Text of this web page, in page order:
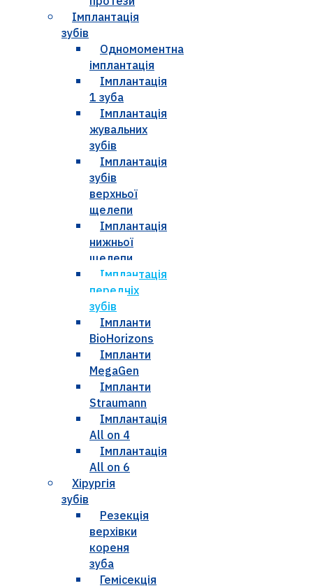
Імплантація
зубів
Одномоментна
імплантація
Імплантація
1 зуба
Імплантація
жувальних
зубів
Імплантація
зубів
верхньої
щелепи
Імплантація
нижньої
щелепи
Імплантація
передніх
зубів
Імпланти
BioHorizons
Імпланти
MegaGen
Імпланти
Straumann
Імплантація
All on 4
Імплантація
All on 6
Хірургія
зубів
Резекція
верхівки
кореня
зуба
Гемісекція